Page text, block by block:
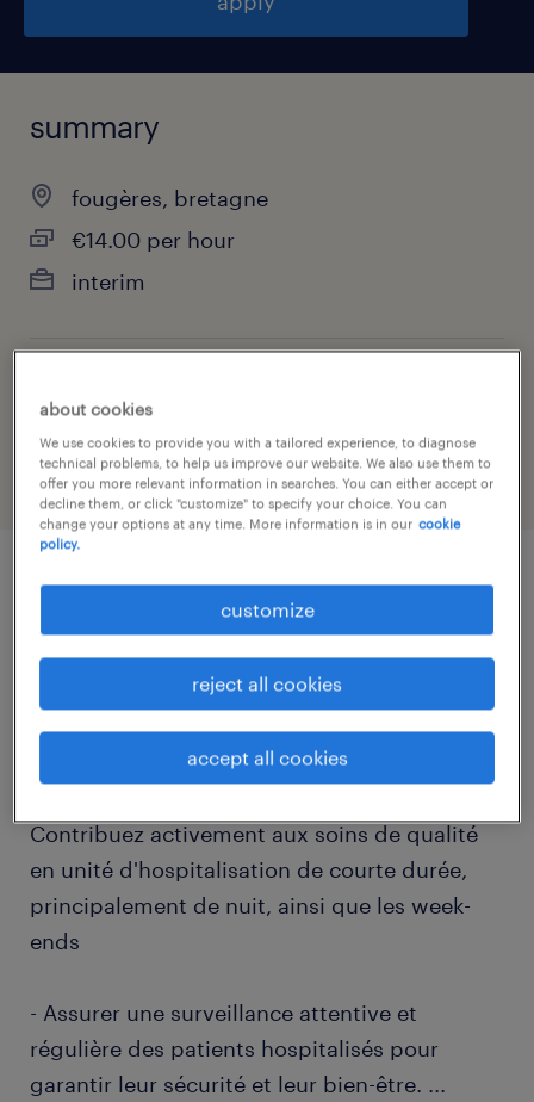
summary
fougères, bretagne
€14.00 per hour
interim
descriptif du poste
Prêt(e) à transformer des vies en rejoignant
Contribuez activement aux soins de qualité
en unité d'hospitalisation de courte durée,
principalement de nuit, ainsi que les week-
ends
- Assurer une surveillance attentive et
régulière des patients hospitalisés pour
garantir leur sécurité et leur bien-être. ...
about cookies
We use cookies to provide you with a tailored experience, to diagnose
technical problems, to help us improve our website. We also use them to
offer you more relevant information in searches. You can either accept or
decline them, or click "customize" to specify your choice. You can
change your options at any time. More information is in our cookie
policy.
customize
reject all cookies
accept all cookies